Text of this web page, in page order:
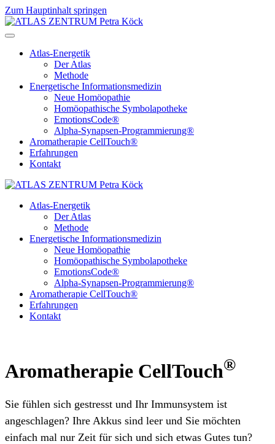
Zum Hauptinhalt springen
Atlas-Energetik
Der Atlas
Methode
Energetische Informationsmedizin
Neue Homöopathie
Homöopathische Symbolapotheke
EmotionsCode®
Alpha-Synapsen-Programmierung®
Aromatherapie CellTouch®
Erfahrungen
Kontakt
Atlas-Energetik
Der Atlas
Methode
Energetische Informationsmedizin
Neue Homöopathie
Homöopathische Symbolapotheke
EmotionsCode®
Alpha-Synapsen-Programmierung®
Aromatherapie CellTouch®
Erfahrungen
Kontakt
Aromatherapie CellTouch®
Sie fühlen sich gestresst und Ihr Immunsystem ist
angeschlagen? Ihre Akkus sind leer und Sie möchten
einfach mal nur Zeit für sich und sich etwas Gutes tun?